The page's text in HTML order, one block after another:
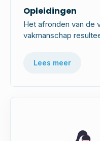
Opleidingen
Het afronden van de
vakmanschap
Lees meer